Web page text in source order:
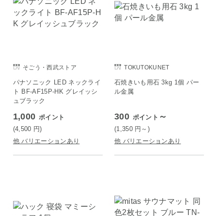
そごう・西武ストア
パナソニック LED ネックライ
ト BF-AF15P-HK グレイッシ
ュブラック
1,000 ポイント
(4,500 円)
他 バリエーションあり
TOKUTOKUNET
石焼きいも用石 3kg 1個 パー
ル金属
300 ポイント ～
(1,350 円 ～)
他 バリエーションあり